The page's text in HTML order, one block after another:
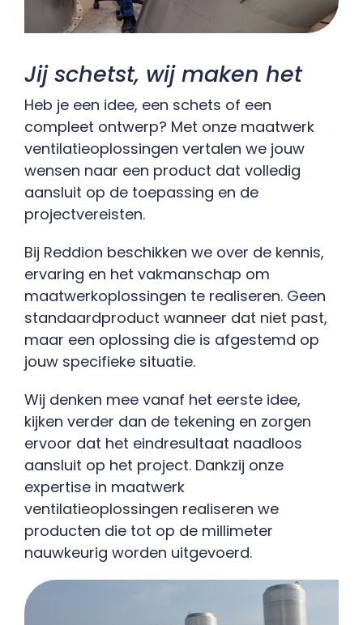
Contact
Jij schetst, wij maken het
Heb je een idee, een schets of een
compleet ontwerp? Met onze maatwerk
ventilatieoplossingen vertalen we jouw
wensen naar een product dat volledig
aansluit op de toepassing en de
projectvereisten.
Bij Reddion beschikken we over de kennis,
ervaring en het vakmanschap om
maatwerkoplossingen te realiseren. Geen
standaardproduct wanneer dat niet past,
maar een oplossing die is afgestemd op
jouw specifieke situatie.
Wij denken mee vanaf het eerste idee,
kijken verder dan de tekening en zorgen
ervoor dat het eindresultaat naadloos
aansluit op het project. Dankzij onze
expertise in maatwerk
ventilatieoplossingen realiseren we
producten die tot op de millimeter
nauwkeurig worden uitgevoerd.